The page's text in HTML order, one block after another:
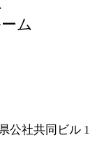
ム
公社共同ビル 1